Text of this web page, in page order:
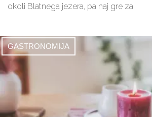
okoli Blatnega jezera, pa naj gre za
GASTRONOMIJA